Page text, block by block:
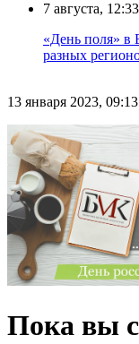
7 августа, 12:33
«День поля» в
разных
13 января 2023, 09:13
Пока вы